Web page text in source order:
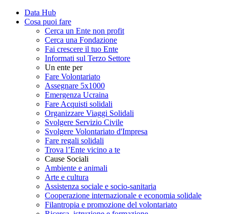
Data Hub
Cosa puoi fare
Cerca un Ente non profit
Cerca una Fondazione
Fai crescere il tuo Ente
Informati sul Terzo Settore
Un ente per
Fare Volontariato
Assegnare 5x1000
Emergenza Ucraina
Fare Acquisti solidali
Organizzare Viaggi Solidali
Svolgere Servizio Civile
Svolgere Volontariato d'Impresa
Fare regali solidali
Trova l’Ente vicino a te
Cause Sociali
Ambiente e animali
Arte e cultura
Assistenza sociale e socio-sanitaria
Cooperazione internazionale e economia solidale
Filantropia e promozione del volontariato